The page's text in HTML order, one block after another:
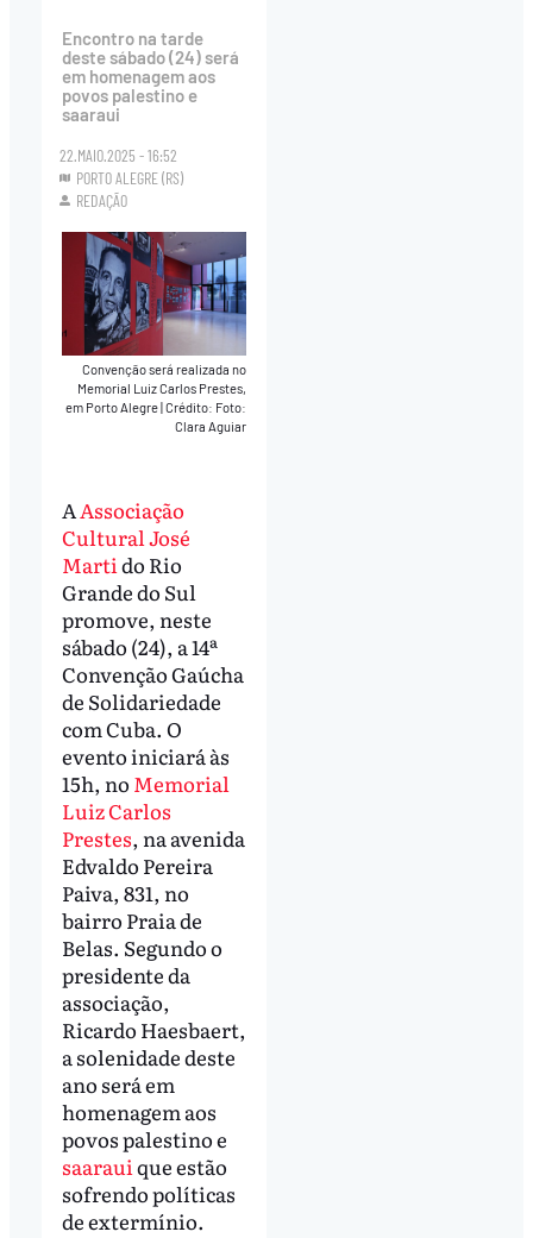
Encontro na tarde
deste sábado (24) será
em homenagem aos
povos palestino e
saaraui
22.MAIO.2025 - 16:52
PORTO ALEGRE (RS)
REDAÇÃO
Convenção será realizada no
Memorial Luiz Carlos Prestes,
em Porto Alegre|Crédito: Foto:
Clara Aguiar
AAssociação
Cultural José
Martido Rio
Grande do Sul
promove, neste
sábado (24), a 14ª
Convenção Gaúcha
de Solidariedade
com Cuba. O
evento iniciará às
15h, no Memorial
Luiz Carlos
Prestes, na avenida
Edvaldo Pereira
Paiva, 831, no
bairro Praia de
Belas. Segundo o
presidente da
associação,
Ricardo Haesbaert,
a solenidade deste
ano será em
homenagem aos
povos palestino e
saarauique estão
sofrendo políticas
de extermínio.